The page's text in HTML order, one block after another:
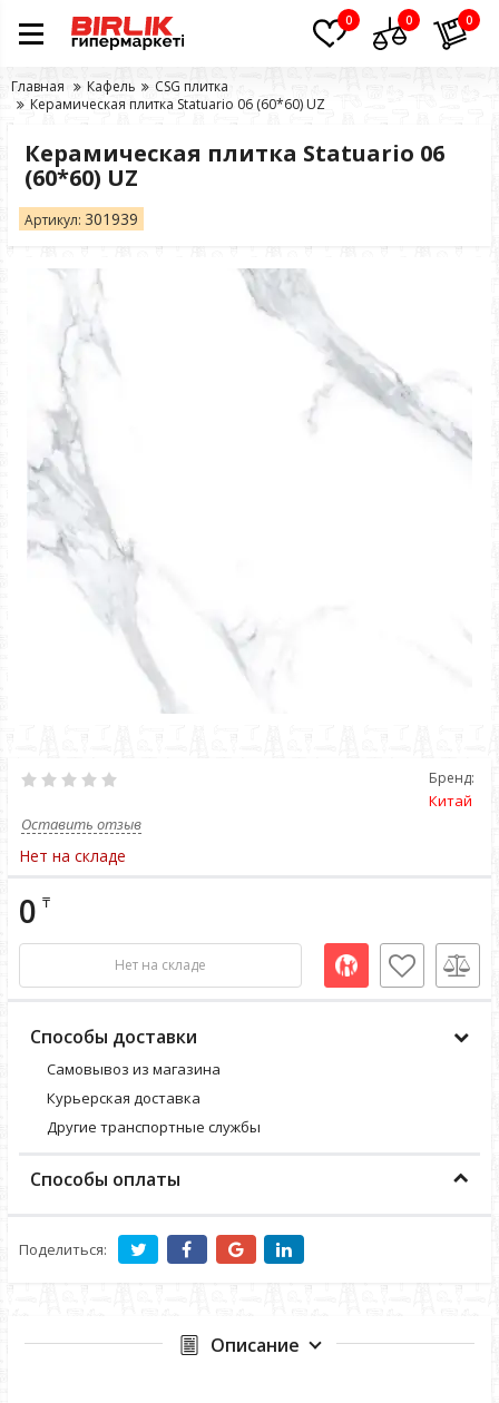
0 0 0
Главная Кафель
CSG плитка
Керамическая плитка Statuario 06 (60*60) UZ
Керамическая плитка Statuario 06
(60*60) UZ
Артикул: 301939
Бренд:
Китай
Оставить отзыв
Нет на складе
0 ₸
Нет на складе
Способы доставки
Самовывоз из магазина
Курьерская доставка
Другие транспортные службы
Способы оплаты
Поделиться:
Описание